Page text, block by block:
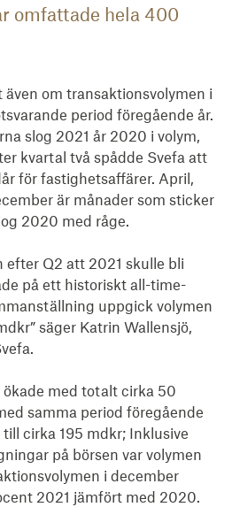
omfattade hela 400
om transaktionsvolymen i
period föregående år.
slog 2021 år 2020 i volym,
kvartal två spådde Svefa att
för fastighetsaffärer. April,
är månader som sticker
2020 med råge.
efter Q2 att 2021 skulle bli
på ett historiskt all-time-
uppgick volymen
säger Katrin Wallensjö,
ökade med totalt cirka 50
samma period föregående
cirka 195 mdkr; Inklusive
på börsen var volymen
i december
2021 jämfört med 2020.